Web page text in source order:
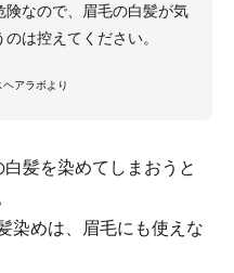
険なので、眉毛の白髪が気
は控えてください。
アラボより
髪を染めてしまおうと
染めは、眉毛にも使えな